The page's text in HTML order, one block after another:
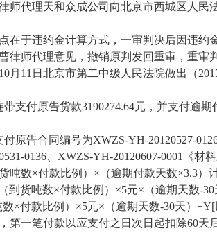
师代理天和众成公司向北京市西城区人民
于违约金计算方式，一审判决后因违约
律师代理意见，撤销原判发回重审，重
月11日北京市第二中级人民法院做出（
付原告货款3190274.64元，并支付逾期
告合同编号为XWZS-YH-20120527-0126
0136、XWZS-YH-20120607-0001《
吨数×付款比例）×（逾期付款天数×3.3）
到货吨数×付款比例）×5元×（逾期天数-
数×付款比例）×5元×（逾期天数-30天）
第一笔付款以应支付之日次日起扣除60